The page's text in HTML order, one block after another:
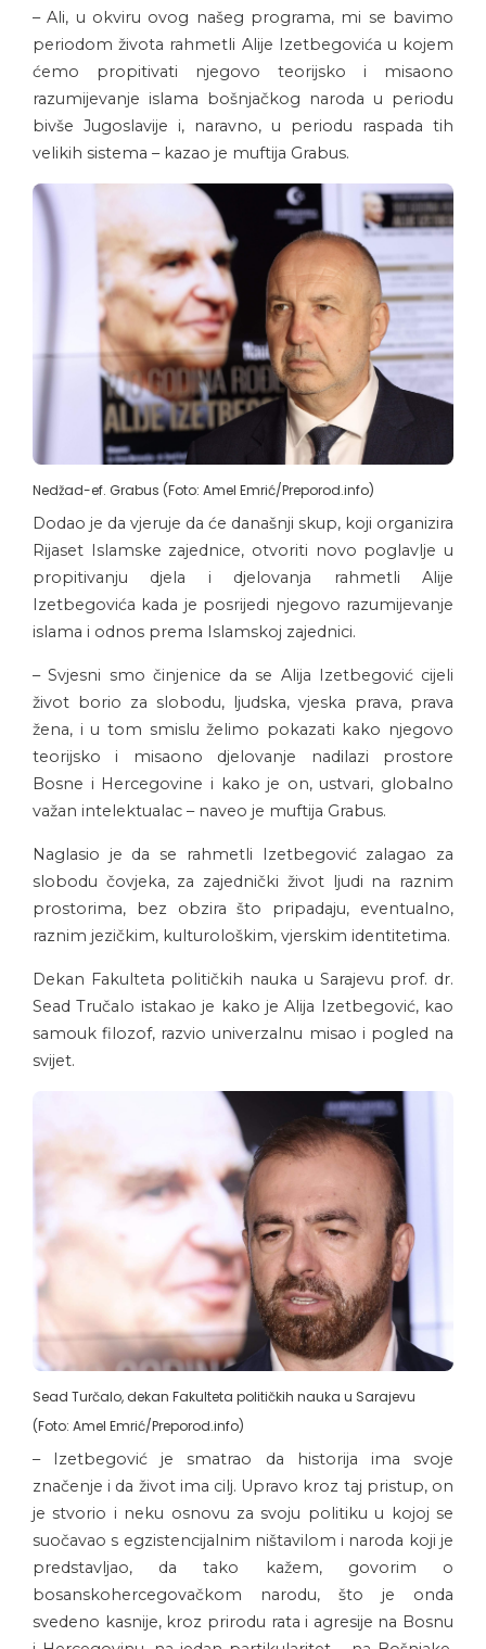
– Ali, u okviru ovog našeg programa, mi se bavimo
periodom života rahmetli Alije Izetbegovića u kojem
ćemo propitivati njegovo teorijsko i misaono
razumijevanje islama bošnjačkog naroda u periodu
bivše Jugoslavije i, naravno, u periodu raspada tih
velikih sistema – kazao je muftija Grabus.
Nedžad-ef. Grabus (Foto: Amel Emrić/Preporod.info)
Dodao je da vjeruje da će današnji skup, koji organizira
Rijaset Islamske zajednice, otvoriti novo poglavlje u
propitivanju djela i djelovanja rahmetli Alije
Izetbegovića kada je posrijedi njegovo razumijevanje
islama i odnos prema Islamskoj zajednici.
– Svjesni smo činjenice da se Alija Izetbegović cijeli
život borio za slobodu, ljudska, vjeska prava, prava
žena, i u tom smislu želimo pokazati kako njegovo
teorijsko i misaono djelovanje nadilazi prostore
Bosne i Hercegovine i kako je on, ustvari, globalno
važan intelektualac – naveo je muftija Grabus.
Naglasio je da se rahmetli Izetbegović zalagao za
slobodu čovjeka, za zajednički život ljudi na raznim
prostorima, bez obzira što pripadaju, eventualno,
raznim jezičkim, kulturološkim, vjerskim identitetima.
Dekan Fakulteta političkih nauka u Sarajevu prof. dr.
Sead Tručalo istakao je kako je Alija Izetbegović, kao
samouk filozof, razvio univerzalnu misao i pogled na
svijet.
Sead Turčalo, dekan Fakulteta političkih nauka u Sarajevu
(Foto: Amel Emrić/Preporod.info)
– Izetbegović je smatrao da historija ima svoje
značenje i da život ima cilj. Upravo kroz taj pristup, on
je stvorio i neku osnovu za svoju politiku u kojoj se
suočavao s egzistencijalnim ništavilom i naroda koji je
predstavljao, da tako kažem, govorim o
bosanskohercegovačkom narodu, što je onda
svedeno kasnije, kroz prirodu rata i agresije na Bosnu